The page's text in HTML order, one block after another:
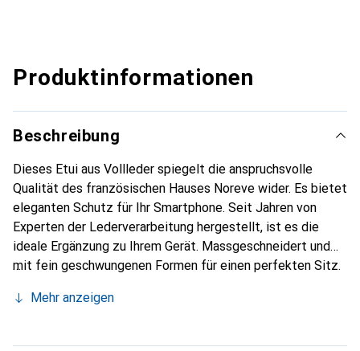
Produktinformationen
Beschreibung
Dieses Etui aus Vollleder spiegelt die anspruchsvolle
Qualität des französischen Hauses Noreve wider. Es bietet
eleganten Schutz für Ihr Smartphone. Seit Jahren von
Experten der Lederverarbeitung hergestellt, ist es die
ideale Ergänzung zu Ihrem Gerät. Massgeschneidert und
mit fein geschwungenen Formen für einen perfekten Sitz.
Smartphone. Die Marke Noreve ist international für ihre
für den anspruchsvollen Kunden.
Mehr anzeigen